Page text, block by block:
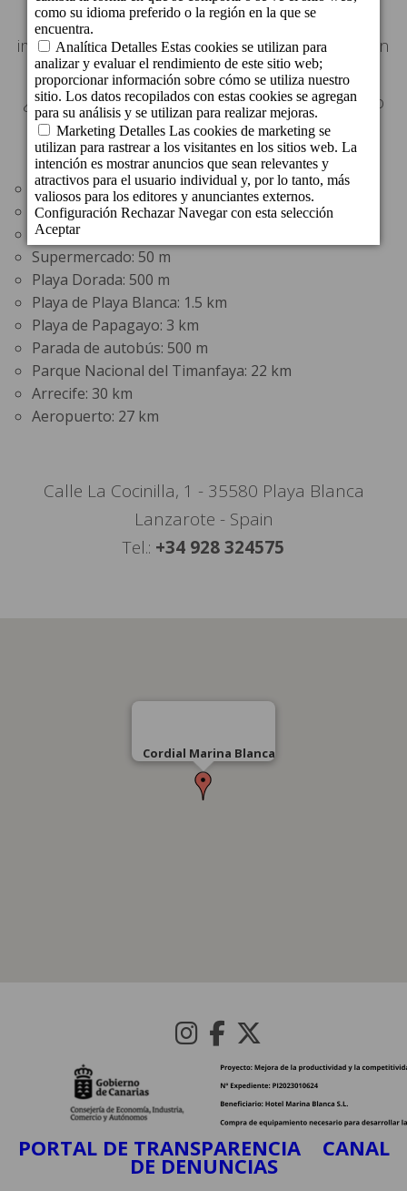
cristalinas aguas turquesas y de los
impresionantes acantilados que se pronuncian
en la costa.
¿Está preparado para descubrir este entorno
inigualable?
Distancias:
Restaurantes: alrededores
Puerto Deportivo Marina Rubicón: 50 m
Centro comercial: 50 m
Supermercado: 50 m
Playa Dorada: 500 m
Playa de Playa Blanca: 1.5 km
Playa de Papagayo: 3 km
Parada de autobús: 500 m
Parque Nacional del Timanfaya: 22 km
Arrecife: 30 km
Aeropuerto: 27 km
Calle La Cocinilla, 1 - 35580 Playa Blanca
Lanzarote - Spain
Tel.: +34 928 324575
Cordial Marina Blanca
PORTAL DE TRANSPARENCIA CANAL
DE DENUNCIAS